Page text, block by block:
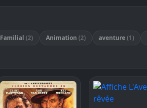
Familial (2) Animation (2) aventure(1)